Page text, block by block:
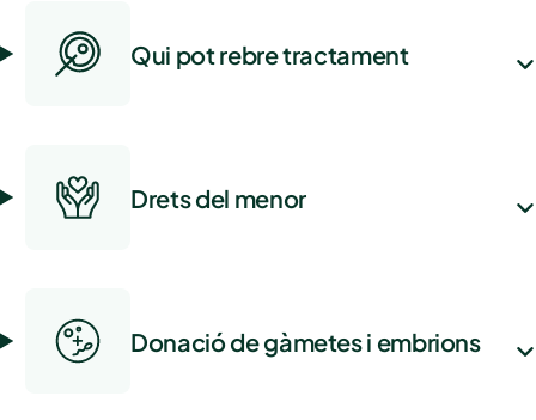
Qui pot rebre tractament
Drets del menor
Donació de gàmetes i embrions